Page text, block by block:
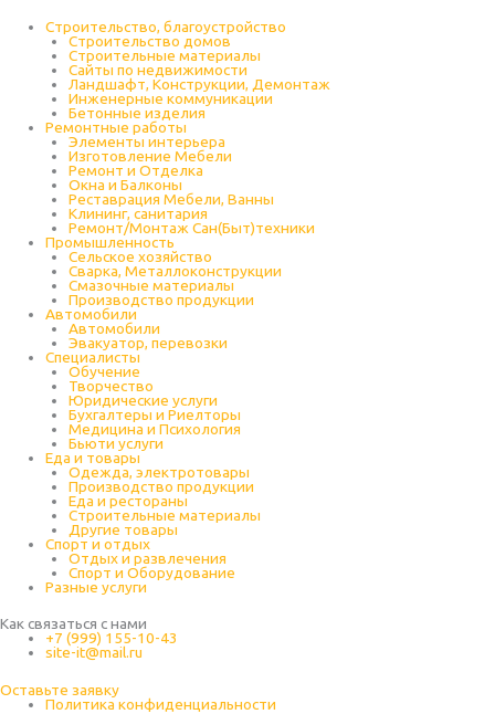
Строительство, благоустройство
Строительство домов
Строительные материалы
Сайты по недвижимости
Ландшафт, Конструкции, Демонтаж
Инженерные коммуникации
Бетонные изделия
Ремонтные работы
Элементы интерьера
Изготовление Мебели
Ремонт и Отделка
Окна и Балконы
Реставрация Мебели, Ванны
Клининг, санитария
Ремонт/Монтаж Сан(Быт)техники
Промышленность
Cельское хозяйство
Сварка, Металлоконструкции
Cмазочные материалы
Производство продукции
Автомобили
Автомобили
Эвакуатор, перевозки
Специалисты
Обучение
Творчество
Юридические услуги
Бухгалтеры и Риелторы
Медицина и Психология
Бьюти услуги
Еда и товары
Одежда, электротовары
Производство продукции
Еда и рестораны
Строительные материалы
Другие товары
Спорт и отдых
Отдых и развлечения
Спорт и Оборудование
Разные услуги
Как связаться с нами
+7 (999) 155-10-43
site-it@mail.ru
Оставьте заявку
Политика конфиденциальности